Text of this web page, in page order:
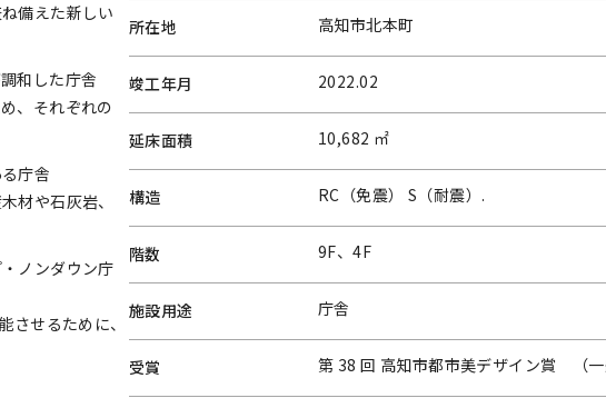
備えた新しい
和した庁舎
、それぞれの
庁舎
材や石灰岩、
ノンダウン庁
せるために、
所在地 高知市北本町
竣工年月 2022.02
延床面積 10,682 ㎡
構造 RC（免震） S（耐震）.
階数 9F、4F
施設用途 庁舎
受賞 第 38 回 高知市都市美デザイン賞 （一